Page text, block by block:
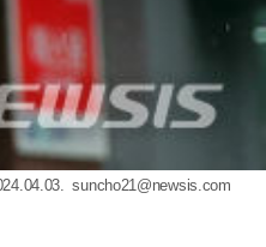
suncho21@newsis.com